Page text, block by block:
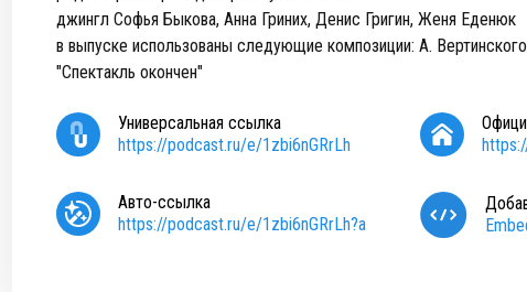
джингл Софья Быкова, Анна Гриних, Денис Григин, Женя Еденюк
в выпуске использованы следующие композиции: А. Вертинского
"Спектакль окончен"
Универсальная ссылка
https://podcast.ru/e/1zbi6nGRrLh
Авто-ссылка
https://podcast.ru/e/1zbi6nGRrLh?a